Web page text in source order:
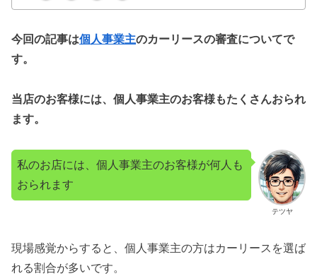
今回の記事は個人事業主のカーリースの審査についてで
す。
当店のお客様には、個人事業主のお客様もたくさんおられ
ます。
テツヤ
私のお店には、個人事業主のお客様が何人も
おられます
現場感覚からすると、個人事業主の方はカーリースを選ば
れる割合が多いです。